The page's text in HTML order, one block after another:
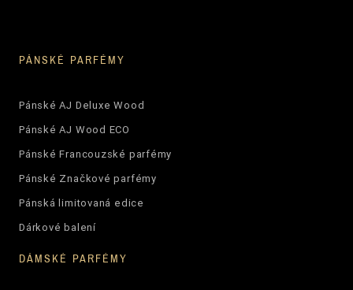
PÁNSKÉ PARFÉMY
Pánské AJ Deluxe Wood
Pánské AJ Wood ECO
Pánské Francouzské parfémy
Pánské Značkové parfémy
Pánská limitovaná edice
Dárkové balení
DÁMSKÉ PARFÉMY